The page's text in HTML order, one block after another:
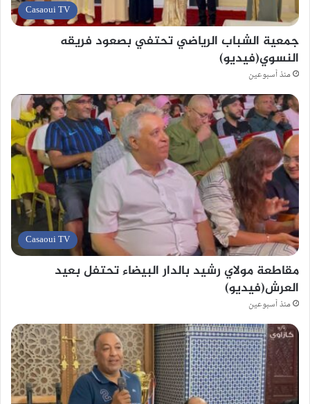
Casaoui TV
جمعية الشباب الرياضي تحتفي بصعود فريقه
النسوي(فيديو)
منذ أسبوعين
Casaoui TV
مقاطعة مولاي رشيد بالدار البيضاء تحتفل بعيد
العرش(فيديو)
منذ أسبوعين